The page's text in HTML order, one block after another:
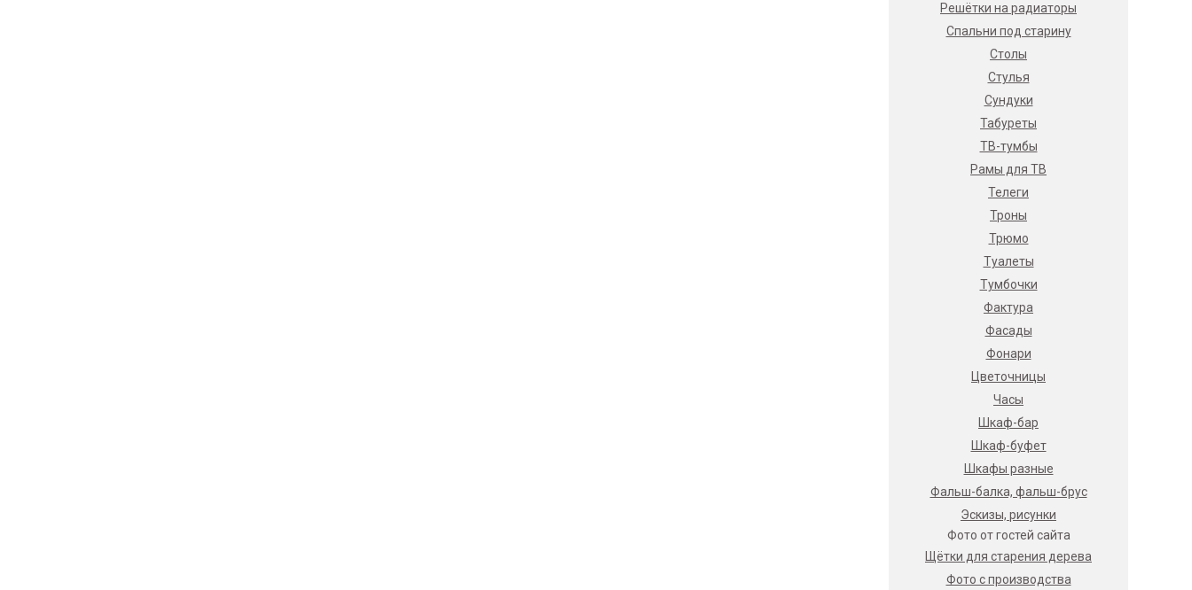
Решётки на радиаторы
Спальни под старину
Столы
Стулья
Сундуки
Табуреты
ТВ-тумбы
Рамы для ТВ
Телеги
Троны
Трюмо
Туалеты
Тумбочки
Фактура
Фасады
Фонари
Цветочницы
Часы
Шкаф-бар
Шкаф-буфет
Шкафы разные
Фальш-балка, фальш-брус
Эскизы, рисунки
Фото от гостей сайта
Щётки для старения дерева
Фото с производства